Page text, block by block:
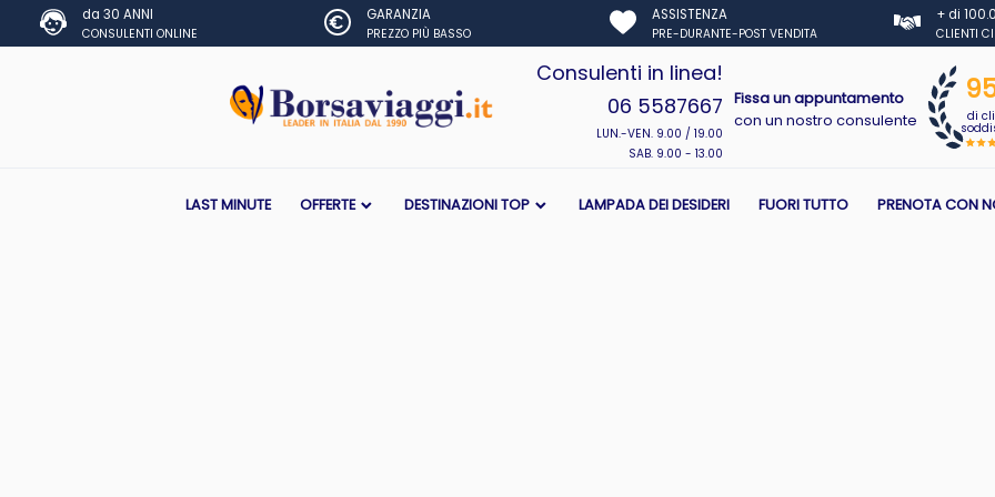
da 30 ANNI
CONSULENTI ONLINE
GARANZIA
PREZZO PIÙ BASSO
ASSISTENZA
PRE-DURANTE-POST VENDITA
+ di
CLIENTI
Consulenti in linea!
06 5587667
LUN.-VEN. 9.00 / 19.00
SAB. 9.00 - 13.00
Fissa un appuntamento
con un nostro consulente
di
LAST MINUTE OFFERTE DESTINAZIONI TOP LAMPADA DEI DESIDERI FUORI TUTTO PRENOTA CON